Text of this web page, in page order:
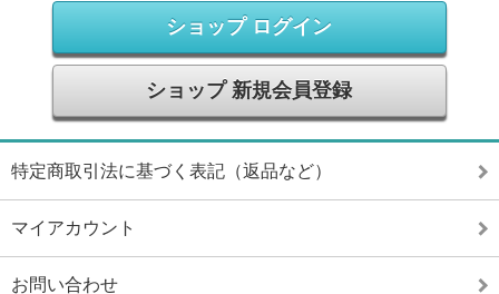
ショップ ログイン
ショップ 新規会員登録
特定商取引法に基づく表記（返品など）
マイアカウント
お問い合わせ